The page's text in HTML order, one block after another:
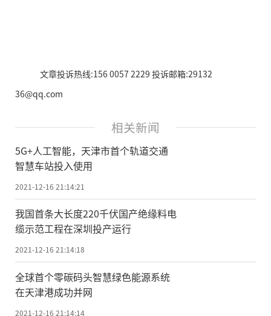
文章投诉热线:156 0057 2229 投诉邮箱:29132
36@qq.com
相关新闻
5G+人工智能，天津市首个轨道交通
智慧车站投入使用
2021-12-16 21:14:21
我国首条大长度220千伏国产绝缘料电
缆示范工程在深圳投产运行
2021-12-16 21:14:18
全球首个零碳码头智慧绿色能源系统
在天津港成功并网
2021-12-16 21:14:14